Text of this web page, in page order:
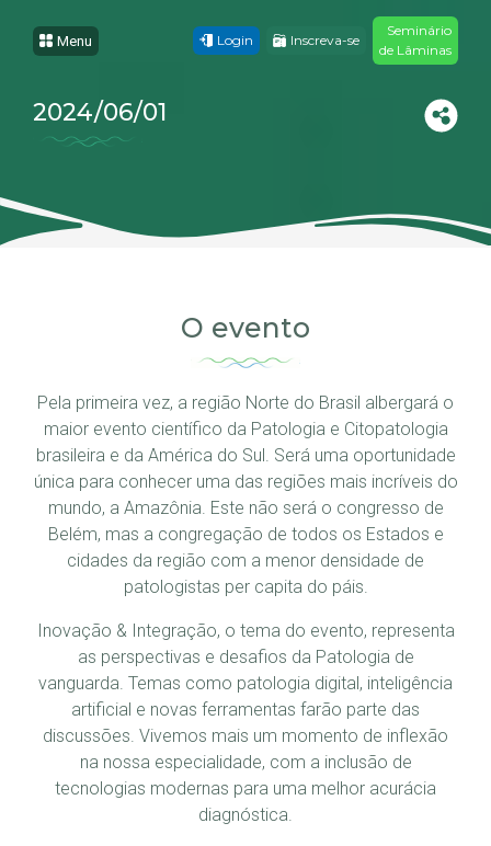
2024/06/01
Menu Login Inscreva-se
Seminário
de Lâminas
O evento
Pela primeira vez, a região Norte do Brasil albergará o
maior evento científico da Patologia e Citopatologia
brasileira e da América do Sul. Será uma oportunidade
única para conhecer uma das regiões mais incríveis do
mundo, a Amazônia. Este não será o congresso de
Belém, mas a congregação de todos os Estados e
cidades da região com a menor densidade de
patologistas per capita do páis.
Inovação & Integração, o tema do evento, representa
as perspectivas e desafios da Patologia de
vanguarda. Temas como patologia digital, inteligência
artificial e novas ferramentas farão parte das
discussões. Vivemos mais um momento de inflexão
na nossa especialidade, com a inclusão de
tecnologias modernas para uma melhor acurácia
diagnóstica.